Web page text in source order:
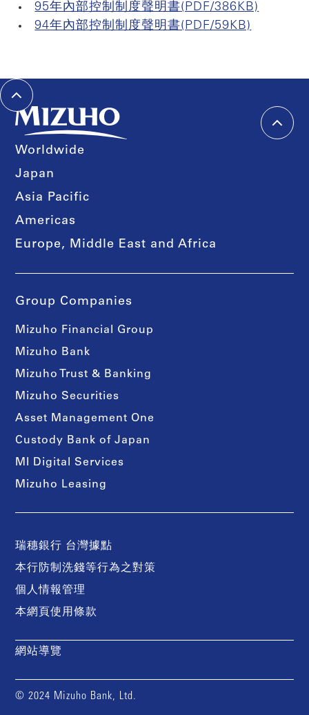
95年內部控制制度聲明書(PDF/386KB)
94年內部控制制度聲明書(PDF/59KB)
Worldwide
Japan
Asia Pacific
Americas
Europe, Middle East and Africa
Group Companies
Mizuho Financial Group
Mizuho Bank
Mizuho Trust & Banking
Mizuho Securities
Asset Management One
Custody Bank of Japan
MI Digital Services
Mizuho Leasing
瑞穗銀行 台灣據點
本行防制洗錢等行為之對策
個人情報管理
本網頁使用條款
網站導覽
© 2024 Mizuho Bank, Ltd.